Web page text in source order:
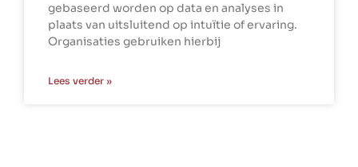
gebaseerd worden op data en analyses in
plaats van uitsluitend op intuïtie of ervaring.
Organisaties gebruiken hierbij
Lees verder »